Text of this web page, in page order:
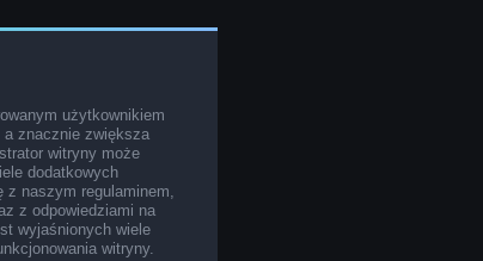
użytkownikiem
znacznie zwiększa
witryny może
dodatkowych
z naszym regulaminem,
z odpowiedziami na
wyjaśnionych wiele
witryny.